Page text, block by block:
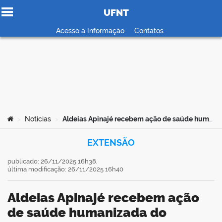
Ir para o conteúdo
UFNT
Acesso à Informação Contatos
Você está aqui:
Notícias Aldeias Apinajé recebem ação de saúde humanizada do HDT/UFNT
EXTENSÃO
Aldeias Apinajé recebem ação
de saúde humanizada do
publicado: 26/11/2025 16h38,
última modificação: 26/11/2025 16h40